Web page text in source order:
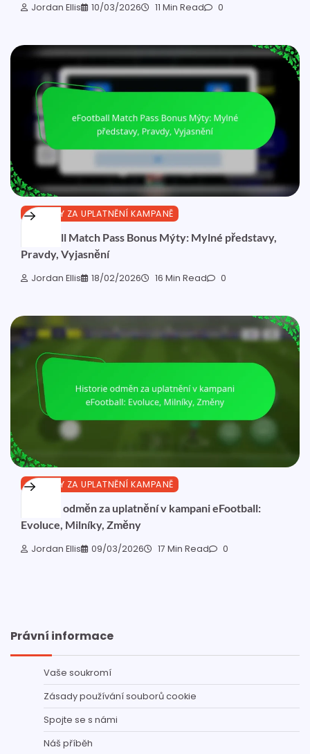
Jordan Ellis 10/03/2026 11 Min Read 0
ODMĚNY ZA UPLATNĚNÍ KAMPANĚ
eFootball Match Pass Bonus Mýty: Mylné představy,
Pravdy, Vyjasnění
Jordan Ellis 18/02/2026 16 Min Read 0
ODMĚNY ZA UPLATNĚNÍ KAMPANĚ
Historie odměn za uplatnění v kampani eFootball:
Evoluce, Milníky, Změny
Jordan Ellis 09/03/2026 17 Min Read 0
Právní informace
Vaše soukromí
Zásady používání souborů cookie
Spojte se s námi
Náš příběh